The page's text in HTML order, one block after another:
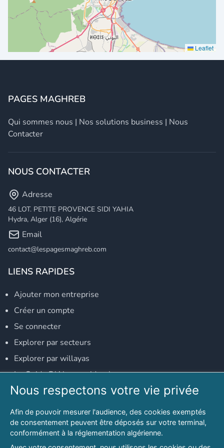
Leaflet
PAGES MAGHREB
Qui sommes nous | Nos solutions business | Nous
Contacter
NOUS CONTACTER
Adresse
46 LOT. PETITE PROVENCE SIDI YAHIA
Hydra, Alger (16), Algérie
Email
contact@lespagesmaghreb.com
LIENS RAPIDES
Ajouter mon entreprise
Créer un compte
Se connecter
Explorer par secteurs
Explorer par willayas
Le Guide D'Alger, guide-alger.com
NOS RÉSEAUX SOCIAUX
Notre page Facebook
Notre page LinkedIn
Nous respectons votre vie privée
Afin de pouvoir mesurer l'audience, des cookies exemptés
de consentement peuvent être déposés sur votre terminal,
conformément à la réglementation algérienne.